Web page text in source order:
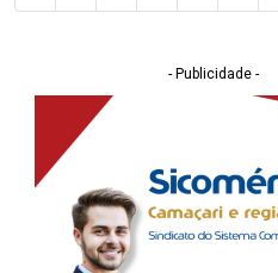
- Publicidade -